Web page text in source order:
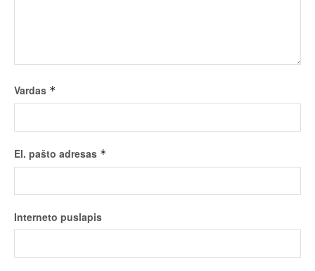
Vardas *
El. pašto adresas *
Interneto puslapis